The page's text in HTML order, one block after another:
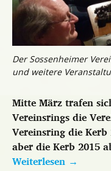
Der Sossenheimer
und weitere
Mitte März trafen
Vereinsrings die
Vereinsring die
aber die Kerb 2015
Weiterlesen →